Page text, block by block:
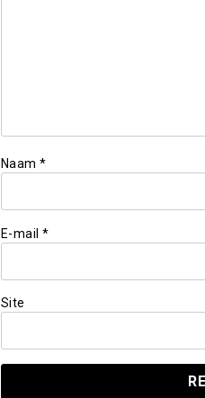
Naam *
E-mail *
Site